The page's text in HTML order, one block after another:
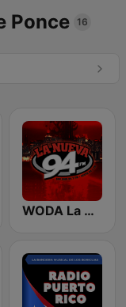
Ponce 16
WODA La Nueva 94 FM